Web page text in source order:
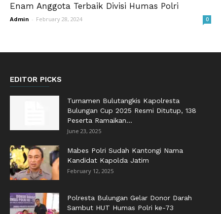
Enam Anggota Terbaik Divisi Humas Polri
Admin - February 28, 2024 0
EDITOR PICKS
Turnamen Bulutangkis Kapolresta
Bulungan Cup 2025 Resmi Ditutup, 138
Peserta Ramaikan...
June 23, 2025
Mabes Polri Sudah Kantongi Nama
Kandidat Kapolda Jatim
February 12, 2025
Polresta Bulungan Gelar Donor Darah
Sambut HUT Humas Polri ke-73